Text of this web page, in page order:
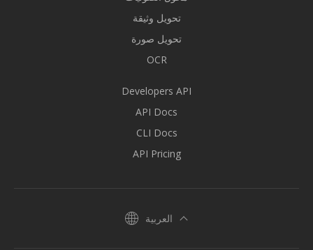
تحويل وثيقة
تحويل صورة
OCR
Developers API
API Docs
CLI Docs
API Pricing
العربية